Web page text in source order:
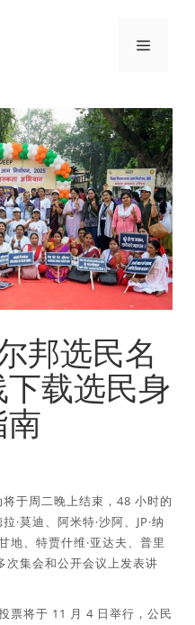
選
邦选民名
载选民身
于周二晚上结束，48 小时的
·莫迪、阿米特·沙阿、JP·纳
地、特贾什维·亚达夫、普里
次集会和公开会议上发表讲
票将于 11 月 4 日举行，公民